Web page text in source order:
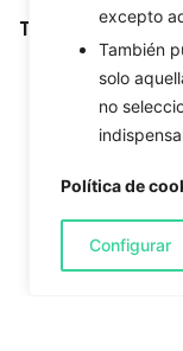
excepto
También
solo
no
Política de
Configurar
Tags
Adobe Illustrator CS6
branding
Customer
MariaDB
MySQL